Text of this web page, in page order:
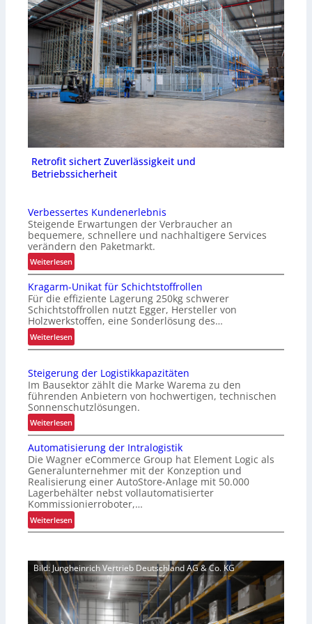
Retrofit sichert Zuverlässigkeit und
Betriebssicherheit
Verbessertes Kundenerlebnis
Steigende Erwartungen der Verbraucher an
bequemere, schnellere und nachhaltigere Services
verändern den Paketmarkt.
Weiterlesen:
V
e
r
b
e
s
s
r
t
e
K
u
n
d
e
n
e
r
b
n
i
s
Kragarm-Unikat für Schichtstoffrollen
Für die effiziente Lagerung 250kg schwerer
Schichtstoffrollen nutzt Egger, Hersteller von
Holzwerkstoffen, eine Sonderlösung des…
Weiterlesen:
K
a
g
a
r
m
n
i
k
a
t
f
r
S
c
h
i
Steigerung der Logistikkapazitäten
Im Bausektor zählt die Marke Warema zu den
führenden Anbietern von hochwertigen, technischen
Sonnenschutzlösungen.
Weiterlesen:
S
t
e
i
g
e
r
u
d
e
r
L
o
Automatisierung der Intralogistik
Die Wagner eCommerce Group hat Element Logic als
Generalunternehmer mit der Konzeption und
Realisierung einer AutoStore-Anlage mit 50.000
Lagerbehälter nebst vollautomatisierter
Kommissionierroboter,…
Weiterlesen:
A
t
o
m
a
t
Bild: Jungheinrich Vertrieb Deutschland AG & Co. KG